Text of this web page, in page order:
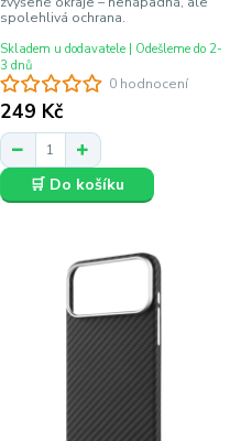
0 hodnocení
spolehlivá ochrana.
249 Kč
Skladem u dodavatele | Odešleme do 2-
3 dnů
🛒 Do košíku